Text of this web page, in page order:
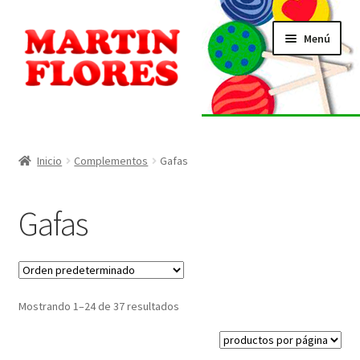
Ir
la
navegación
Ir
al
contenido
Menú
Tienda
Inicio Complementos Gafas
Gafas
Mostrando 1–24 de 37 resultados